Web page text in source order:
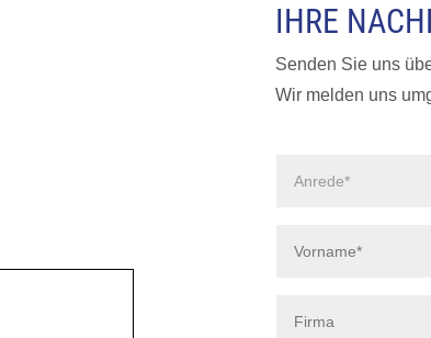
IHRE
Senden Sie uns
Wir melden uns